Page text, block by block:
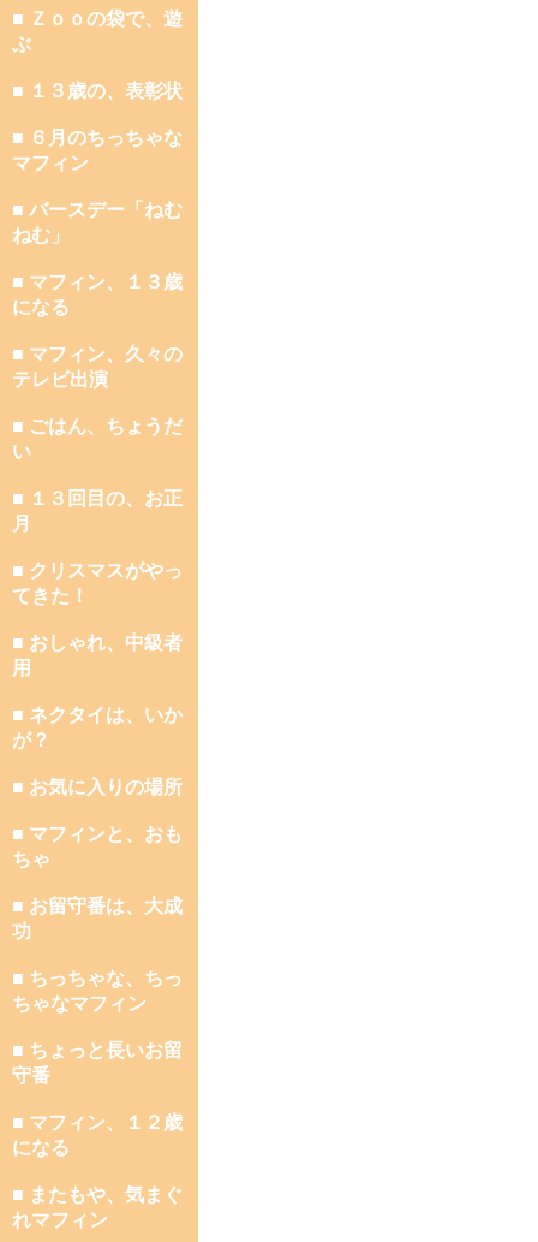
■ Ｚｏｏの袋で、遊
ぶ
■ １３歳の、表彰状
■ ６月のちっちゃな
マフィン
■ バースデー「ねむ
ねむ」
■ マフィン、１３歳
になる
■ マフィン、久々の
テレビ出演
■ ごはん、ちょうだ
い
■ １３回目の、お正
月
■ クリスマスがやっ
てきた！
■ おしゃれ、中級者
用
■ ネクタイは、いか
が？
■ お気に入りの場所
■ マフィンと、おも
ちゃ
■ お留守番は、大成
功
■ ちっちゃな、ちっ
ちゃなマフィン
■ ちょっと長いお留
守番
■ マフィン、１２歳
になる
■ またもや、気まぐ
れマフィン